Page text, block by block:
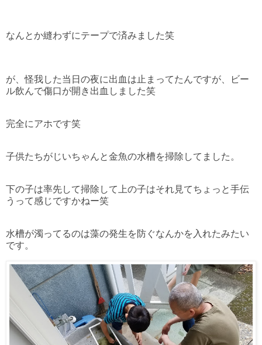
なんとか縫わずにテープで済みました笑
が、怪我した当日の夜に出血は止まってたんですが、ビー
ル飲んで傷口が開き出血しました笑
完全にアホです笑
子供たちがじいちゃんと金魚の水槽を掃除してました。
下の子は率先して掃除して上の子はそれ見てちょっと手伝
うって感じですかねー笑
水槽が濁ってるのは藻の発生を防ぐなんかを入れたみたい
です。